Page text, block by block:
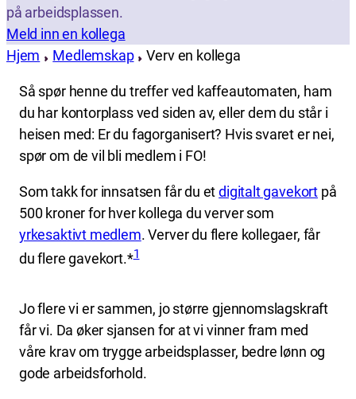
på arbeidsplassen.
Meld inn en kollega
Hjem
Medlemskap Verv en kollega
Så spør henne du treffer ved kaffeautomaten, ham
du har kontorplass ved siden av, eller dem du står i
heisen med: Er du fagorganisert? Hvis svaret er nei,
spør om de vil bli medlem i FO!
Som takk for innsatsen får du etdigitalt gavekort på
500 kroner for hver kollega du verver som
yrkesaktivt medlem. Verver du flere kollegaer, får
du flere gavekort.*1
Jo flere vi er sammen, jo større gjennomslagskraft
får vi. Da øker sjansen for at vi vinner fram med
våre krav om trygge arbeidsplasser, bedre lønn og
gode arbeidsforhold.